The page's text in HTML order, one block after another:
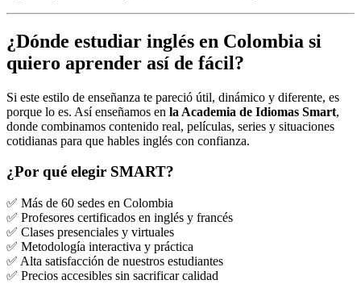
¿Dónde estudiar inglés en Colombia si
quiero aprender así de fácil?
Si este estilo de enseñanza te pareció útil, dinámico y diferente, es
porque lo es. Así enseñamos en la Academia de Idiomas Smart,
donde combinamos contenido real, películas, series y situaciones
cotidianas para que hables inglés con confianza.
¿Por qué elegir SMART?
✅ Más de 60 sedes en Colombia
✅ Profesores certificados en inglés y francés
✅ Clases presenciales y virtuales
✅ Metodología interactiva y práctica
✅ Alta satisfacción de nuestros estudiantes
✅ Precios accesibles sin sacrificar calidad